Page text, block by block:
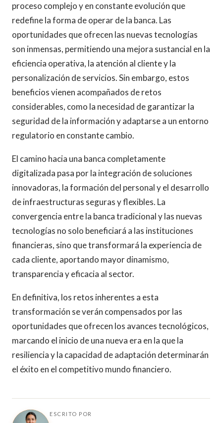
proceso complejo y en constante evolución que
redefine la forma de operar de la banca. Las
oportunidades que ofrecen las nuevas tecnologías
son inmensas, permitiendo una mejora sustancial en la
eficiencia operativa, la atención al cliente y la
personalización de servicios. Sin embargo, estos
beneficios vienen acompañados de retos
considerables, como la necesidad de garantizar la
seguridad de la información y adaptarse a un entorno
regulatorio en constante cambio.
El camino hacia una banca completamente
digitalizada pasa por la integración de soluciones
innovadoras, la formación del personal y el desarrollo
de infraestructuras seguras y flexibles. La
convergencia entre la banca tradicional y las nuevas
tecnologías no solo beneficiará a las instituciones
financieras, sino que transformará la experiencia de
cada cliente, aportando mayor dinamismo,
transparencia y eficacia al sector.
En definitiva, los retos inherentes a esta
transformación se verán compensados por las
oportunidades que ofrecen los avances tecnológicos,
marcando el inicio de una nueva era en la que la
resiliencia y la capacidad de adaptación determinarán
el éxito en el competitivo mundo financiero.
ESCRITO POR